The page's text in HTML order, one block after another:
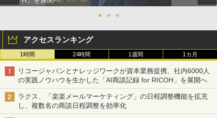
●
● ●
アクセスランキング
1時間 24時間 1週間 1カ月
リコージャパンとナレッジワークが資本業務提携、社内6000人
の実践ノウハウを生かした「AI商談記録 for RICOH」を展開へ
ラクス、「楽楽メールマーケティング」の日程調整機能を拡充
し、複数名の商談日程調整を効率化